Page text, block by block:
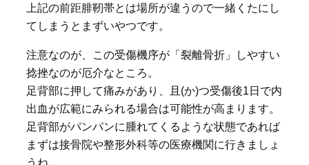
上記の前距腓靭帯とは場所が違うので一緒くたにし
てしまうとまずいやつです。
注意なのが、この受傷機序が「裂離骨折」しやすい
捻挫なのが厄介なところ。
足背部に押して痛みがあり、且(か)つ受傷後1日で内
出血が広範にみられる場合は可能性が高まります。
足背部がパンパンに腫れてくるような状態であれば
まずは接骨院や整形外科等の医療機関に行きましょ
うね。